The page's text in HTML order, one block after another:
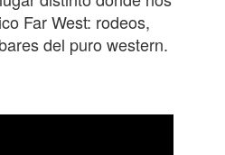
Far West: rodeos,
del puro western.